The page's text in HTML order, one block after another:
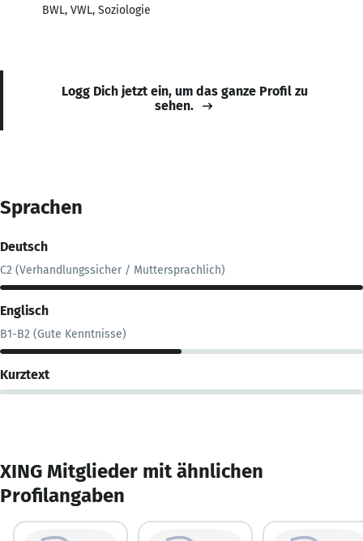
BWL, VWL, Soziologie
Logg Dich jetzt ein, um das ganze Profil zu
sehen.
Sprachen
Deutsch
C2 (Verhandlungssicher / Muttersprachlich)
Englisch
B1-B2 (Gute Kenntnisse)
Kurztext
XING Mitglieder mit ähnlichen
Profilangaben